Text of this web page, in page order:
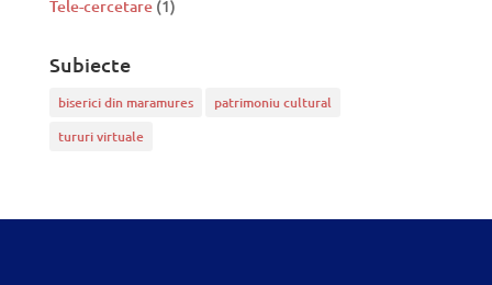
Tele-cercetare(1)
Subiecte
biserici din maramures
patrimoniu cultural
tururi virtuale